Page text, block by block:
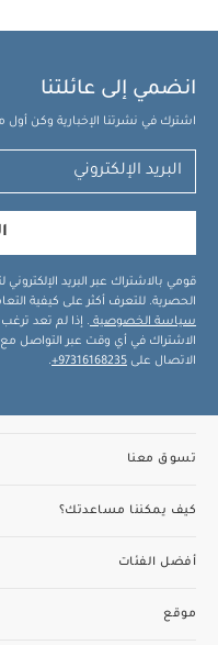
انضمي إلى عائلتنا
اشترك في نشرتنا الإخبارية وكن
قومي بالاشتراك عبر البريد
الحصرية. للتعرف أكثر على كيفية
سياسة الخصوصية . إذا لم تعد ترغب
الاشتراك في أي وقت عبر التواصل مع
الاتصال على 97316168235+
.
تسوق معنا
كيف يمكننا مساعدتك؟
أفضل الفئات
موقع